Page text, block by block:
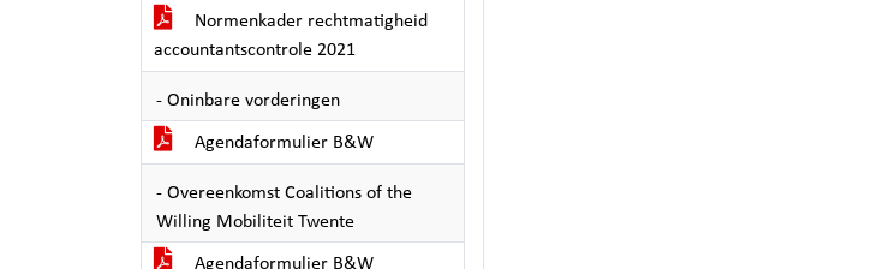
Normenkader rechtmatigheid
accountantscontrole 2021
- Oninbare vorderingen
Agendaformulier B&W
- Overeenkomst Coalitions of the
Willing Mobiliteit Twente
Agendaformulier B&W